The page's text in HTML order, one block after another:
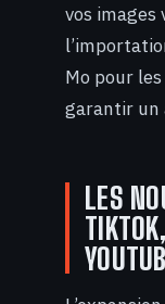
vos images
Mo pour
garantir un
LES